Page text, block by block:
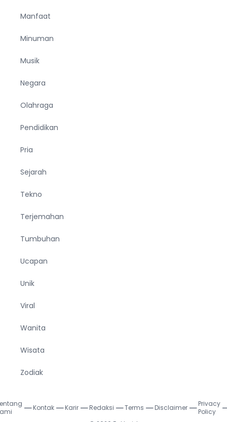
Manfaat
Minuman
Musik
Negara
Olahraga
Pendidikan
Pria
Sejarah
Tekno
Terjemahan
Tumbuhan
Ucapan
Unik
Viral
Wanita
Wisata
Zodiak
| Kontak | Karir | Redaksi | Terms | Disclaimer | Privacy
Policy